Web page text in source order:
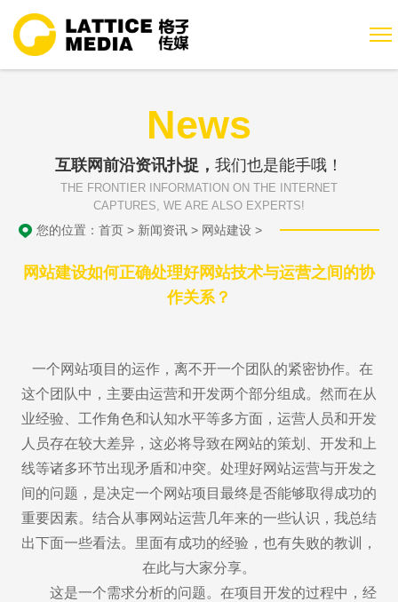
News
互联网前沿资讯扑捉， 我们也是能手哦！
THE FRONTIER INFORMATION ON THE INTERNET
CAPTURES, WE ARE ALSO EXPERTS!
您的位置：首页 > 新闻资讯 > 网站建设 >
网站建设如何正确处理好网站技术与运营之间的协
作关系？
一个网站项目的运作，离不开一个团队的紧密协作。在
这个团队中，主要由运营和开发两个部分组成。然而在从
业经验、工作角色和认知水平等多方面，运营人员和开发
人员存在较大差异，这必将导致在网站的策划、开发和上
线等诸多环节出现矛盾和冲突。处理好网站运营与开发之
间的问题，是决定一个网站项目最终是否能够取得成功的
重要因素。结合从事网站运营几年来的一些认识，我总结
出下面一些看法。里面有成功的经验，也有失败的教训，
在此与大家分享。
这是一个需求分析的问题。在项目开发的过程中，经